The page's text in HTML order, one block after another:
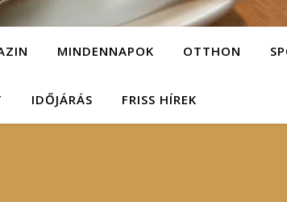
MINDENNAPOK OTTHON
IDŐJÁRÁS FRISS HÍREK